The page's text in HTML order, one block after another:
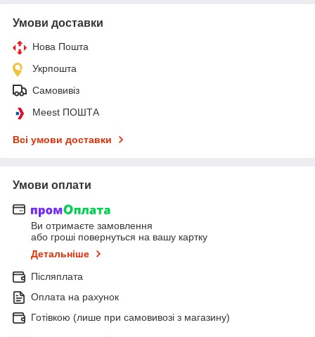
Умови доставки
Нова Пошта
Укрпошта
Самовивіз
Meest ПОШТА
Всі умови доставки
Умови оплати
Ви отримаєте замовлення
або гроші повернуться на вашу картку
Детальніше
Післяплата
Оплата на рахунок
Готівкою (лише при самовивозі з магазину)